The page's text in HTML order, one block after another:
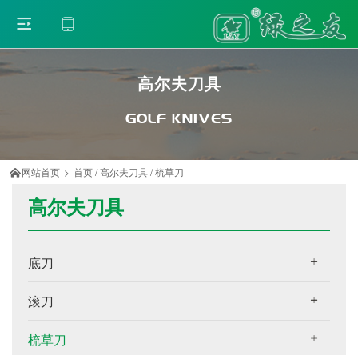
高尔夫刀具
GOLF KNIVES
网站首页 > 首页/高尔夫刀具/梳草刀
高尔夫刀具
底刀
滚刀
梳草刀